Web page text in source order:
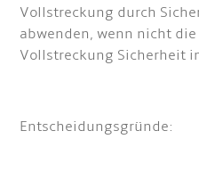
Vollstreckung durch
abwenden, wenn nicht
Vollstreckung Sicherheit
Entscheidungsgründe: